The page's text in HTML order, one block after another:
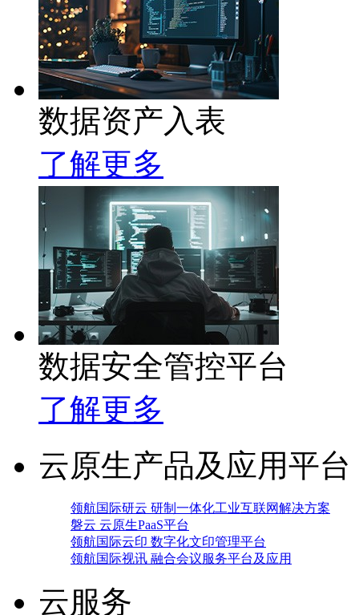
数据资产入表
了解更多
数据安全管控平台
了解更多
云原生产品及应用平台
领航国际研云 研制一体化工业互联网解决方案
磐云 云原生PaaS平台
领航国际云印 数字化文印管理平台
领航国际视讯 融合会议服务平台及应用
云服务